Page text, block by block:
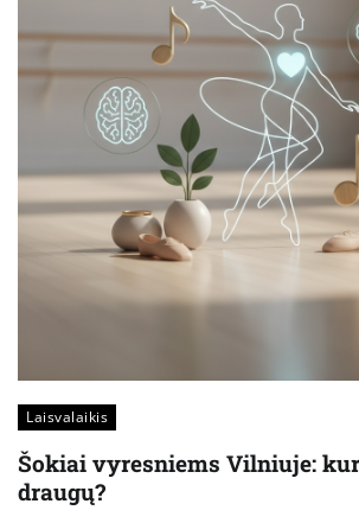
Laisvalaikis
Šokiai vyresniems Vilniuje:
draugų?